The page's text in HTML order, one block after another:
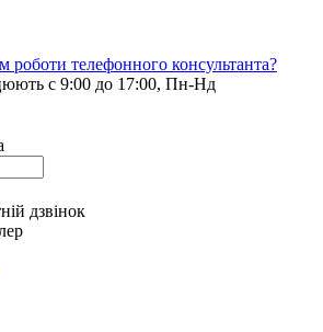
роботи телефонного консультанта?
с 9:00 до 17:00, Пн-Нд
дзвінок